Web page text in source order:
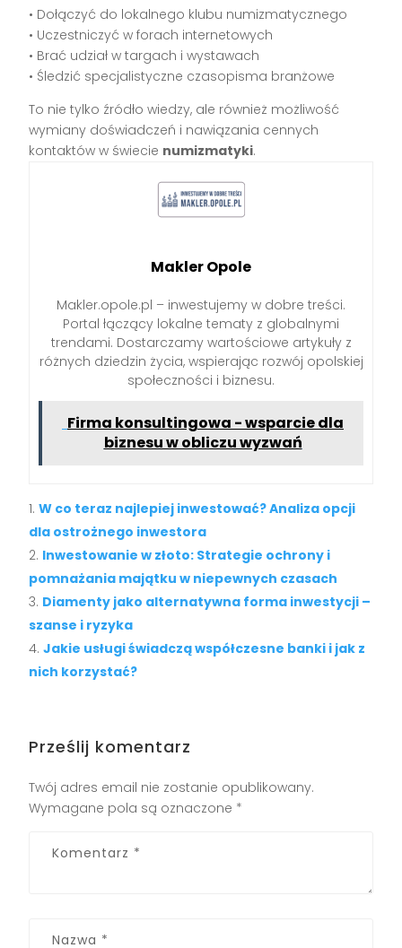
• Dołączyć do lokalnego klubu numizmatycznego
• Uczestniczyć w forach internetowych
• Brać udział w targach i wystawach
• Śledzić specjalistyczne czasopisma branżowe
To nie tylko źródło wiedzy, ale również możliwość
wymiany doświadczeń i nawiązania cennych
kontaktów w świecie numizmatyki.
Makler Opole
Makler.opole.pl – inwestujemy w dobre treści.
Portal łączący lokalne tematy z globalnymi
trendami. Dostarczamy wartościowe artykuły z
różnych dziedzin życia, wspierając rozwój opolskiej
społeczności i biznesu.
Firma konsultingowa - wsparcie dla
biznesu w obliczu wyzwań
W co teraz najlepiej inwestować? Analiza opcji
dla ostrożnego inwestora
Inwestowanie w złoto: Strategie ochrony i
pomnażania majątku w niepewnych czasach
Diamenty jako alternatywna forma inwestycji –
szanse i ryzyka
Jakie usługi świadczą współczesne banki i jak z
nich korzystać?
Prześlij komentarz
Twój adres email nie zostanie opublikowany.
Wymagane pola są oznaczone *